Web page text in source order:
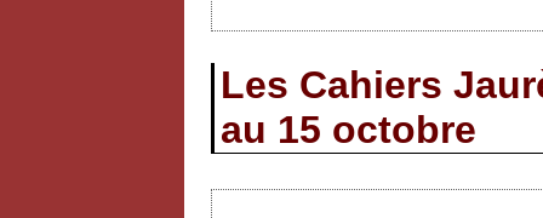
Les Cahiers
au 15 octobre